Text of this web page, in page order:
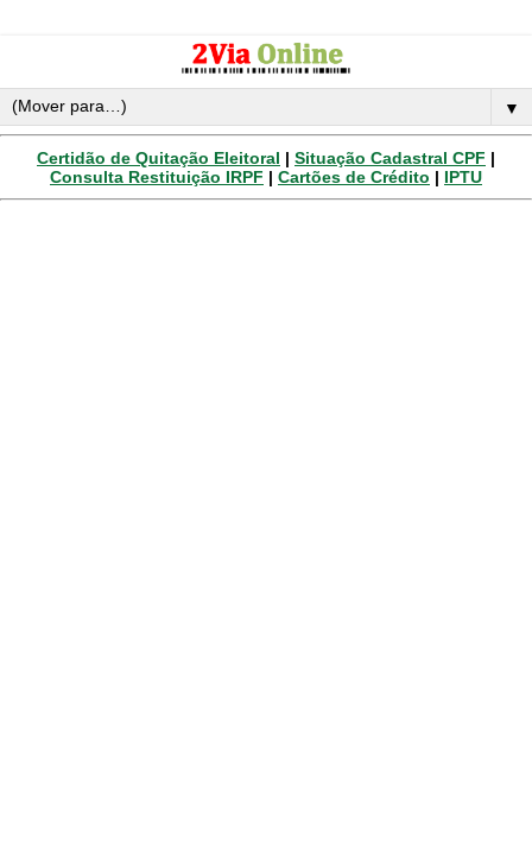
▼
Certidão de Quitação Eleitoral | Situação Cadastral CPF |
Consulta Restituição IRPF | Cartões de Crédito | IPTU